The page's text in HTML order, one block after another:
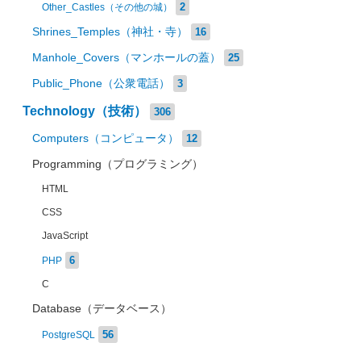
Other_Castles（その他の城） 2
Shrines_Temples（神社・寺） 16
Manhole_Covers（マンホールの蓋） 25
Public_Phone（公衆電話） 3
Technology（技術） 306
Computers（コンピュータ） 12
Programming（プログラミング）
HTML
CSS
JavaScript
PHP 6
C
Database（データベース）
PostgreSQL 56